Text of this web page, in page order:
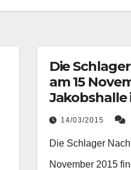
Die
am 15 November 2015
Jakobshalle
14/03/2015
Die Schlager
November 2015